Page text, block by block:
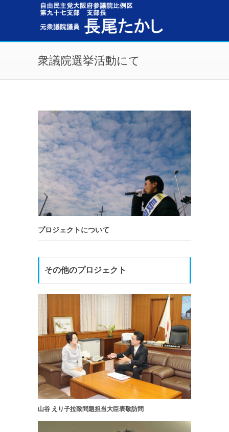
メインコンテンツに移動
衆議院選挙活動にて
プロジェクトについて
その他のプロジェクト
山谷 えり子拉致問題担当大臣表敬訪問